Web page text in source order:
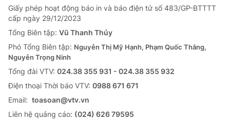
Giấy phép hoạt động báo in và báo điện tử số 483/GP-BTTTT
cấp ngày 29/12/2023
Tổng Biên tập: Vũ Thanh Thủy
Phó Tổng Biên tập: Nguyễn Thị Mỹ Hạnh, Phạm Quốc Thắng,
Nguyễn Trọng Ninh
Tổng đài VTV: 024.38 355 931 - 024.38 355 932
Ðiện thoại Thời báo VTV: 0988 671 671
Email: toasoan@vtv.vn
Liên hệ quảng cáo: (024) 626 79595